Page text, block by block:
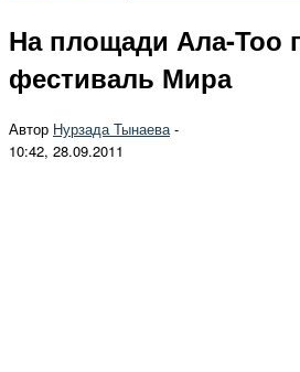
На площади Ала-Тоо
фестиваль Мира
Автор Нурзада Тынаева-
10:42, 28.09.2011